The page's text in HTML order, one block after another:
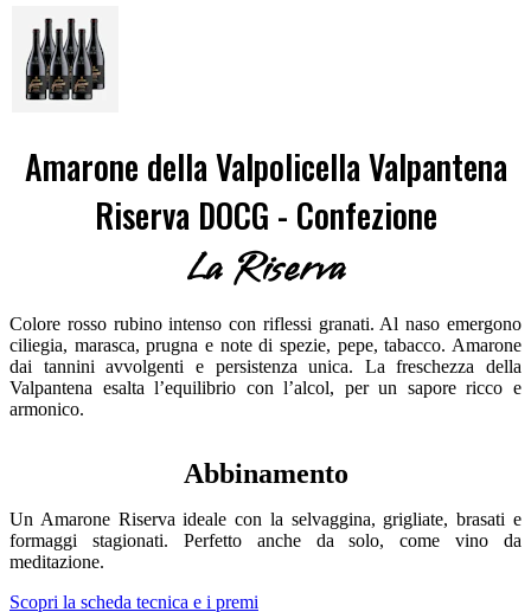
Amarone della Valpolicella Valpantena
Riserva DOCG - Confezione
La Riserva
Colore rosso rubino intenso con riflessi granati. Al naso emergono
ciliegia, marasca, prugna e note di spezie, pepe, tabacco. Amarone
dai tannini avvolgenti e persistenza unica. La freschezza della
Valpantena esalta l’equilibrio con l’alcol, per un sapore ricco e
armonico.
Abbinamento
Un Amarone Riserva ideale con la selvaggina, grigliate, brasati e
formaggi stagionati. Perfetto anche da solo, come vino da
meditazione.
Scopri la scheda tecnica e i premi